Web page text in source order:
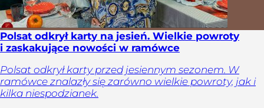
Polsat odkrył karty na jesień. Wielkie powroty
i zaskakujące nowości w ramówce
Polsat odkrył karty przed jesiennym sezonem. W
ramówce znalazły się zarówno wielkie powroty, jak i
kilka niespodzianek.